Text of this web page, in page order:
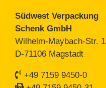
Südwest Verpackung
Schenk GmbH
Wilhelm-Maybach-Str. 1
D-71106 Magstadt
+49 7159 9450-0